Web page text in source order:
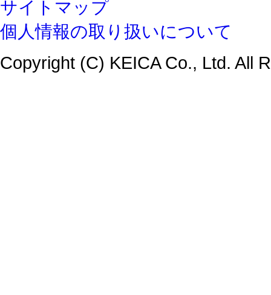
サイトマップ
個人情報の取り扱いについて
Copyright (C) KEICA Co., Ltd. All